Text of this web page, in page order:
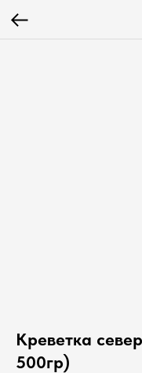
Креветка
500гр)